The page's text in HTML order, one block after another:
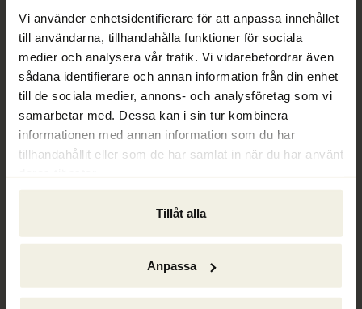
Vi använder enhetsidentifierare för att anpassa innehållet
till användarna, tillhandahålla funktioner för sociala
medier och analysera vår trafik. Vi vidarebefordrar även
sådana identifierare och annan information från din enhet
till de sociala medier, annons- och analysföretag som vi
samarbetar med. Dessa kan i sin tur kombinera
informationen med annan information som du har
tillhandahållit eller som de har samlat in när du har använt
Tillåt alla
Anpassa
efterbevakade fordringar.
Synonymer och relaterade begrepp:
Utdelningsförslag
Förvaltningsåtgärd
Definition in English: Distribution
In bankruptcy law, distribution refers to the process
creditors based on a proposal set by the bankruptcy